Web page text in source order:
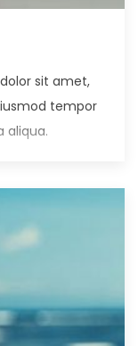
sit amet,
tempor
aliqua.